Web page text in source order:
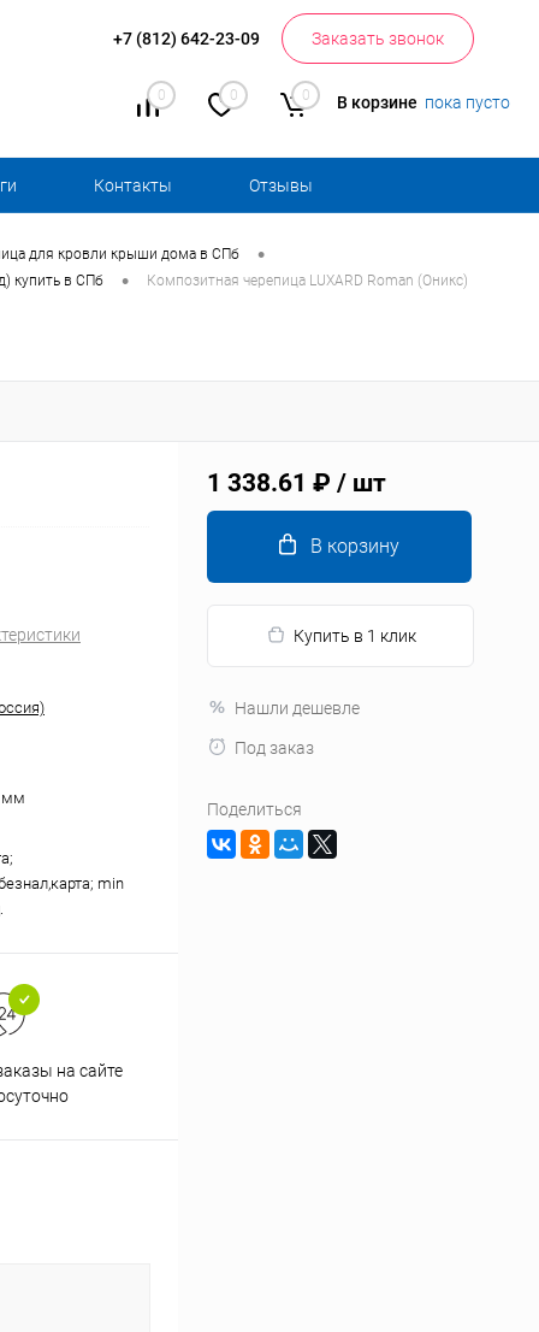
+7 (812) 642-23-09 Заказать звонок
0 0 0 В корзине пока пусто
Контакты Отзывы
для кровли крыши дома в СПб •
купить в СПб • Композитная черепица LUXARD Roman (Оникс)
мм
min
на сайте
1 338.61 ₽ / шт
В корзину
Купить в 1 клик
Нашли дешевле
Под заказ
Поделиться